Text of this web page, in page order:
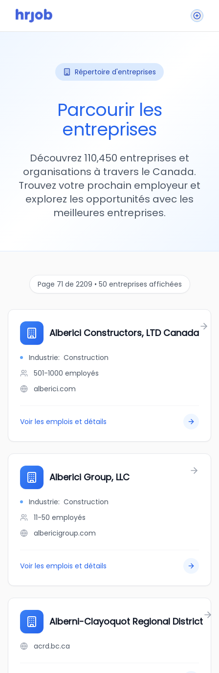
Répertoire d'entreprises
Parcourir les
entreprises
Découvrez 110,450 entreprises et
organisations à travers le Canada.
Trouvez votre prochain employeur et
explorez les opportunités avec les
meilleures entreprises.
Page 71 de 2209 • 50 entreprises affichées
Alberici Constructors, LTD Canada
Industrie: Construction
501-1000 employés
alberici.com
Voir les emplois et détails
Alberici Group, LLC
Industrie: Construction
11-50 employés
albericigroup.com
Voir les emplois et détails
Alberni-Clayoquot Regional District
acrd.bc.ca